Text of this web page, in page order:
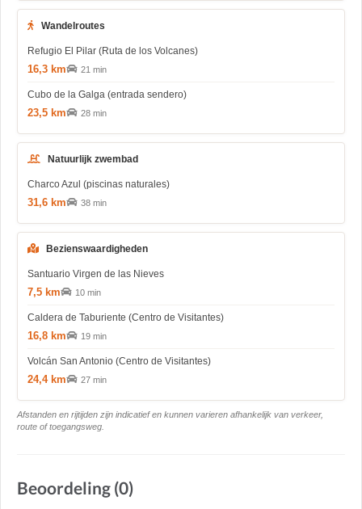
Wandelroutes
Refugio El Pilar (Ruta de los Volcanes)
16,3 km 21 min
Cubo de la Galga (entrada sendero)
23,5 km 28 min
Natuurlijk zwembad
Charco Azul (piscinas naturales)
31,6 km 38 min
Bezienswaardigheden
Santuario Virgen de las Nieves
7,5 km 10 min
Caldera de Taburiente (Centro de Visitantes)
16,8 km 19 min
Volcán San Antonio (Centro de Visitantes)
24,4 km 27 min
Afstanden en rijtijden zijn indicatief en kunnen varieren afhankelijk van verkeer,
route of toegangsweg.
Beoordeling (0)